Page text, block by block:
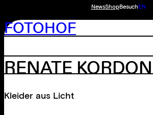
NewsShopBesuchEN
FOTOHOF
RENATE KORDON
Kleider aus Licht